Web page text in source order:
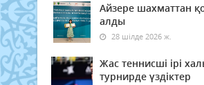
Айзере шахматтан
алды
28 шілде 2026 ж.
Жас теннисші ірі
турнирде үздіктер